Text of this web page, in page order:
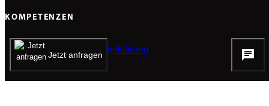
KOMPETENZEN
Produkt-Umwelterklärung
Jetzt anfragen